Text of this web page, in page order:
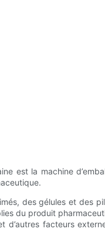
est la machine
des gélules et des
du produit
d’autres facteurs